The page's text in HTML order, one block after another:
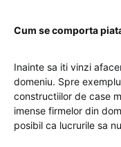
Cum se comporta
Inainte sa iti vinzi
domeniu. Spre
constructiilor de case
imense firmelor din
posibil ca lucrurile sa